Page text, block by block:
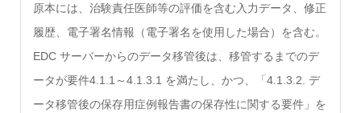
原本には、治験責任医師等の評価を含む入力データ、修正
履歴、電子署名情報（電子署名を使用した場合）を含む。
EDC サーバーからのデータ移管後は、移管するまでのデ
ータが要件4.1.1～4.1.3.1 を満たし、かつ、「4.1.3.2. デ
ータ移管後の保存用症例報告書の保存性に関する要件」を